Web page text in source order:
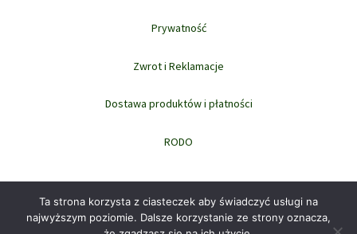
Prywatność
Zwrot i Reklamacje
Dostawa produktów i płatności
RODO
Ta strona korzysta z ciasteczek aby świadczyć usługi na
najwyższym poziomie. Dalsze korzystanie ze strony oznacza,